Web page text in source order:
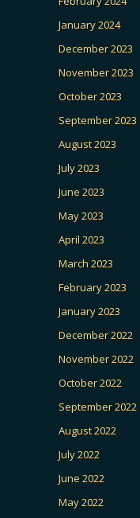
January 2024
December 2023
November 2023
October 2023
September 2023
August 2023
July 2023
June 2023
May 2023
April 2023
March 2023
February 2023
January 2023
December 2022
November 2022
October 2022
September 2022
August 2022
July 2022
June 2022
May 2022